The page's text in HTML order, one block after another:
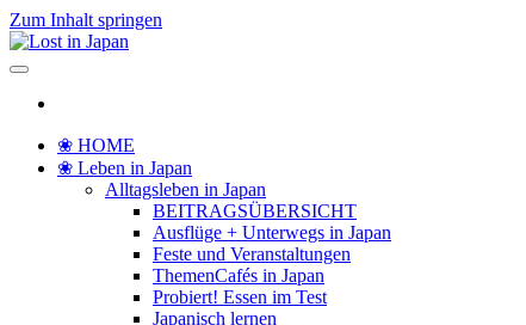
Zum Inhalt springen
❀ HOME
❀ Leben in Japan
Alltagsleben in Japan
BEITRAGSÜBERSICHT
Ausflüge + Unterwegs in Japan
Feste und Veranstaltungen
ThemenCafés in Japan
Probiert! Essen im Test
Japanisch lernen